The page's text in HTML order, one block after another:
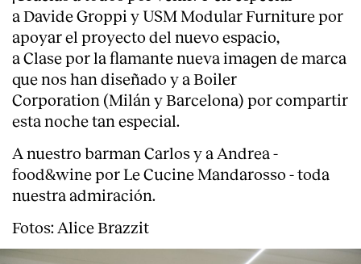
a Davide Groppi yUSM Modular Furniturepor
apoyar el proyecto del nuevo espacio,
a Clasepor la flamante nueva imagen de marca
que nos han diseñado y a Boiler
Corporation (Milán y Barcelona) por compartir
esta noche tan especial.
A nuestro barman Carlos y a Andrea -
food&wine por Le Cucine Mandarosso - toda
nuestra admiración.
Fotos: Alice Brazzit